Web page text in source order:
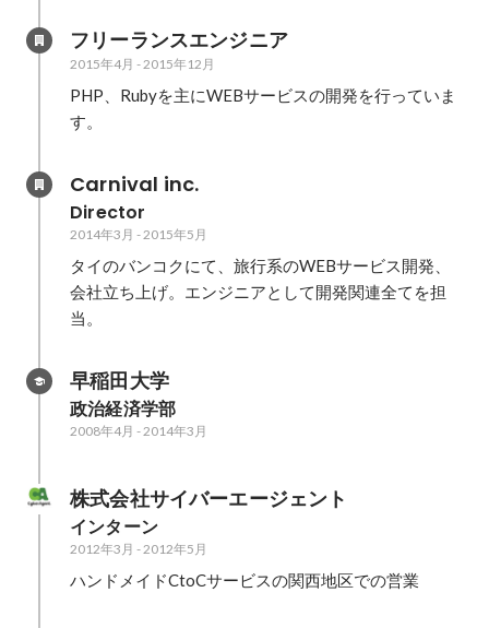
フリーランスエンジニア
2015年4月 -2015年12月
PHP、Rubyを主にWEBサービスの開発を行っていま
す。
Carnival inc.
Director
2014年3月 -2015年5月
タイのバンコクにて、旅行系のWEBサービス開発、
会社立ち上げ。エンジニアとして開発関連全てを担
当。
早稲田大学
政治経済学部
2008年4月 -2014年3月
株式会社サイバーエージェント
インターン
2012年3月 -2012年5月
ハンドメイドCtoCサービスの関西地区での営業